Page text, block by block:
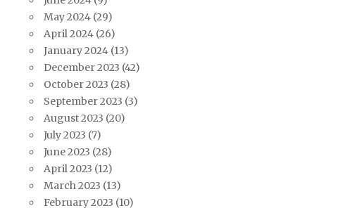
May 2024(29)
April 2024(26)
January 2024(13)
December 2023 (42)
October 2023 (28)
September 2023 (3)
August 2023 (20)
July 2023 (7)
June 2023 (28)
April 2023 (12)
March 2023 (13)
February 2023 (10)